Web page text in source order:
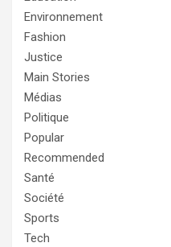
Environnement
Fashion
Justice
Main Stories
Médias
Politique
Popular
Recommended
Santé
Société
Sports
Tech